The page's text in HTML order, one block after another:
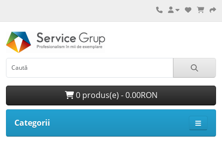
0 produs(e) - 0.00RON
Categorii